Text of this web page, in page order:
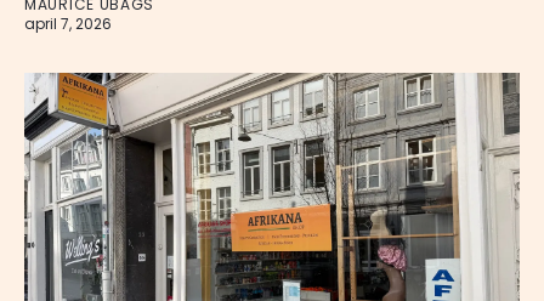
april 7, 2026